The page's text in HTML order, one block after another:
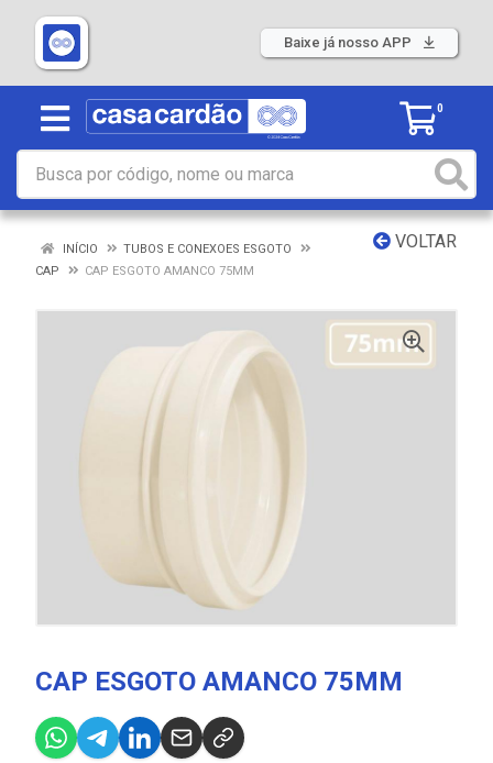
Baixe já nosso APP
0
VOLTAR
INÍCIO
TUBOS E CONEXOES ESGOTO
CAP
CAP ESGOTO AMANCO 75MM
CAP ESGOTO AMANCO 75MM